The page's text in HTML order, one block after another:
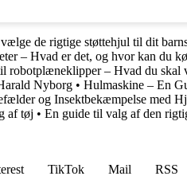
de rigtige støttehjul til dit
– Hvad er det, og hvor kan du
robotplæneklipper – Hvad du skal
Nyborg • Hulmaskine – En
og Insektbekæmpelse med
af tøj • En guide til valg af den
TikTok Mail
RSS